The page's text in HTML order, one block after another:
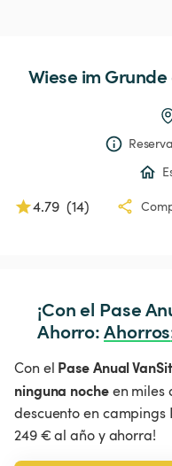
Wiese im Grunde
4.79 (14)
¡Con el Pase
Ahorro: Ahorros
Con el Pase Anual
ninguna nocheen miles
descuento en campings
249 € al año y ahorra!